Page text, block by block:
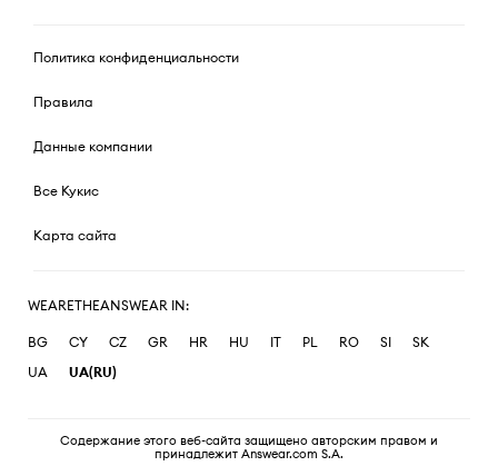
Политика конфиденциальности
Правила
Данные компании
Все Кукис
Карта сайта
WEARETHEANSWEAR IN:
BG CY CZ GR HR HU IT PL RO SI
SK
UA
UA(RU)
Содержание этого веб-сайта защищено авторским правом и
принадлежит Answear.com S.A.